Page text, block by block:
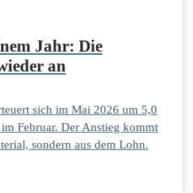
Jahr: Die
an
sich im Mai 2026 um 5,0
Februar. Der Anstieg kommt
sondern aus dem Lohn.